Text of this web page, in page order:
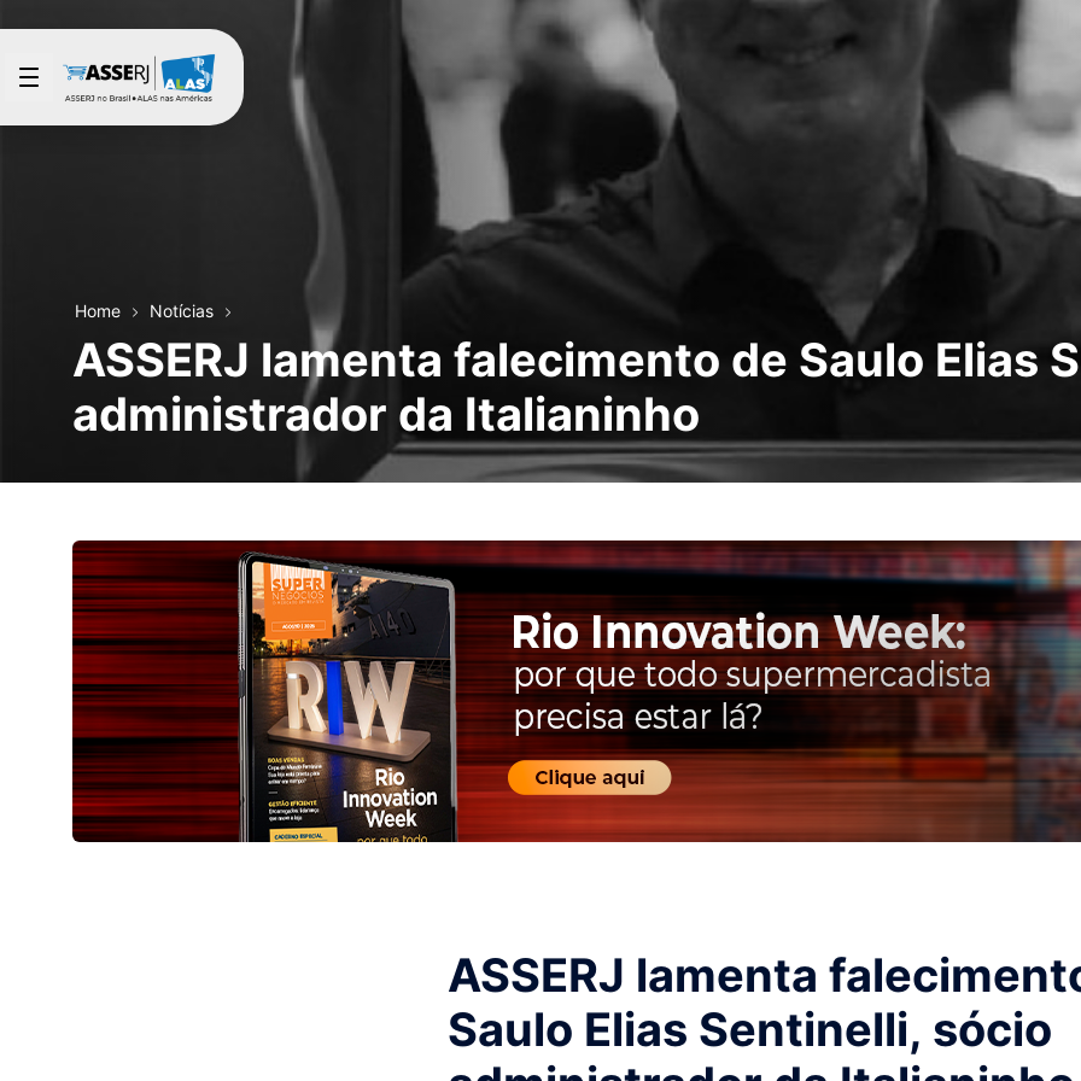
Pular para o Conteúdo principal
Home Notícias
ASSERJ lamenta falecimento de Saulo Elias
administrador da Italianinho
ASSERJ lamenta
Saulo Elias Sentinelli, sócio